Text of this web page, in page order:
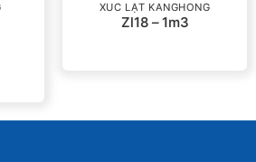
XÚC LẬT KANGHONG
Zl18 – 1m3